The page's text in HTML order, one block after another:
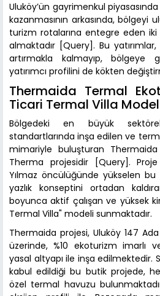
Uluköy’ün gayrimenkul
kazanmasının arkasında, bölgeyi
turizm rotalarına entegre eden
almaktadır [Query]. Bu
artırmakla kalmayıp,
yatırımcı profilini de kökten
Thermaida Termal
Ticari Termal Villa
Bölgedeki en büyük
standartlarında inşa edilen ve
mimariyle buluşturan
Therma projesidir [Query].
Yılmaz öncülüğünde yükselen bu
yazlık konseptini ortadan
boyunca aktif çalışan ve yüksek
Termal Villa" modeli sunmaktadır.
Thermaida projesi, Uluköy 147
üzerinde, %10 ekoturizm imarlı
yasal altyapı ile inşa edilmektedir.
kabul edildiği bu butik projede,
özel termal havuzu